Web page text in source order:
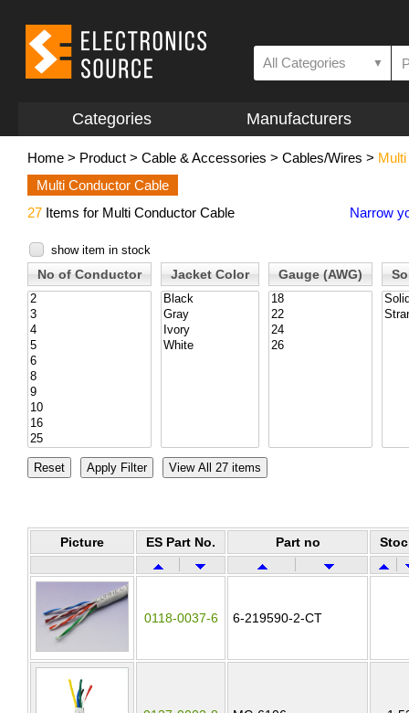
All Categories ▼
Categories Manufacturers
Home > Product > Cable & Accessories > Cables/Wires >
Multi Conductor Cable
27 Items for Multi Conductor Cable Narrow
show item in stock
No of Conductor Jacket Color Gauge (AWG)
Picture ES Part No. Part no
0118-0037-6 6-219590-2-CT